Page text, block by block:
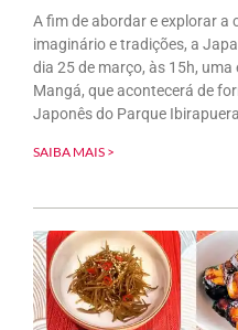
A fim de abordar e explorar a
imaginário e tradições, a
dia 25 de março, às 15h, uma
Mangá, que acontecerá de
Japonês do Parque
SAIBA MAIS >